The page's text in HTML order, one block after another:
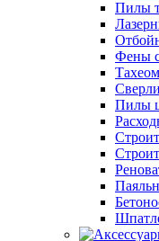
Пилы
Фены
Пилы